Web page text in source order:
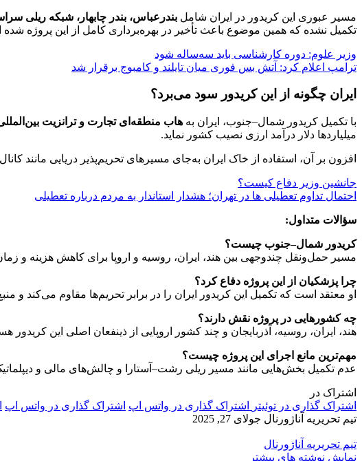
مسیر عبوری این کریدور در ایران شامل بندرعباس، بندر چابهار، شبکه ریلی
تکمیل نشده که همین موضوع باعث تأخیر در بهره‌برداری کامل از این پروژه
وزیر علوم: دوره کارشناسی باید سه‌ساله شود
ترامپ اعلام کرد: آتش‌ بس فوری میان تایلند و کامبوج برقرار شد
ایران چگونه از این کریدور سود می‌برد؟
با تکمیل کریدور شمال–جنوب، ایران به هاب منطقه‌ای تجارت و ترانزیت
میلیاردها دلار درآمد ارزی نصیب کشور نماید.
افزون بر آن، استفاده از خاک ایران به‌جای مسیرهای تحریم‌پذیر دریایی مانند
جانشین وزیر دفاع کیست؟
احتمال تداوم تعطیلی‌ ها در تهران؛ هشدار استاندار به مردم درباره تعطیلی
سؤالات متداول:
کریدور شمال–جنوب چیست؟
مسیر حمل‌ونقل چندوجهی بین هند، ایران، روسیه و اروپا برای کاهش هزینه و
چرا پزشکیان از این پروژه دفاع کرد؟
او معتقد است که تکمیل این کریدور ایران را در برابر تحریم‌ها مقاوم می‌کند و
چه کشورهایی در پروژه نقش دارند؟
هند، ایران، روسیه، آذربایجان و چند کشور اروپایی از ذینفعان اصلی این کریدور
مهم‌ترین مانع اجرای این پروژه چیست؟
عدم تکمیل بخش‌هایی مانند مسیر ریلی رشت–آستارا و چالش‌های مالی و
اشتراک در
اشتراک گذاری در توئیتر
اشتراک گذاری در واتس اپ اشتراک گذاری در واتس اپ
تیم تحریریه آناژورنال جولای 27, 2025
تیم تحریریه آناژورنال
نمایش نوشته های بیشتر